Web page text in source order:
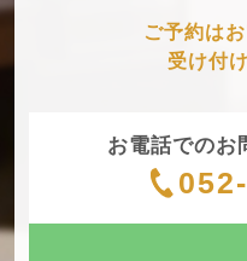
ご予約は
受け付
お電話でのお